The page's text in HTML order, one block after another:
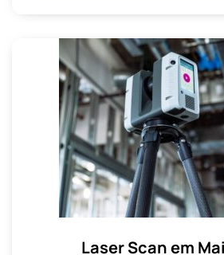
Laser Scan em